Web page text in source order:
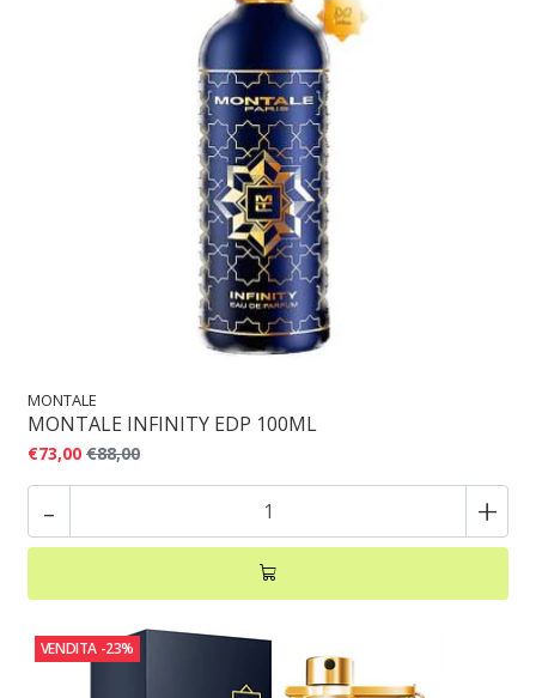
MONTALE
MONTALE INFINITY EDP 100ML
€73,00 €88,00
- +
VENDITA -23%